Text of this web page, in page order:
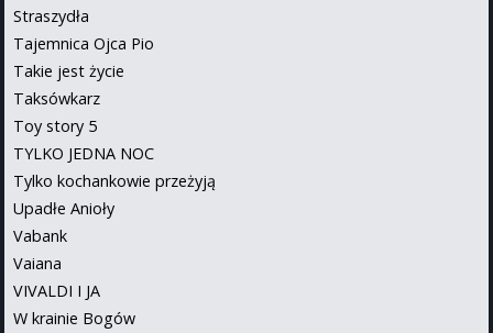
Straszydła
Tajemnica Ojca Pio
Takie jest życie
Taksówkarz
Toy story 5
TYLKO JEDNA NOC
Tylko kochankowie przeżyją
Upadłe Anioły
Vabank
Vaiana
VIVALDI I JA
W krainie Bogów